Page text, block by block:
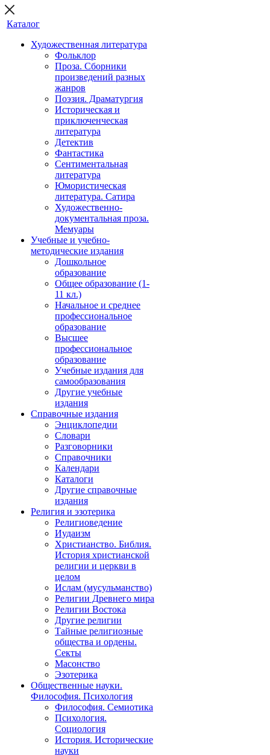
Каталог
Художественная литература
Фольклор
Проза. Сборники
произведений разных
жанров
Поэзия. Драматургия
Историческая и
приключенческая
литература
Детектив
Фантастика
Сентиментальная
литература
Юмористическая
литература. Сатира
Художественно-
документальная проза.
Мемуары
Учебные и учебно-
методические издания
Дошкольное
образование
Общее образование (1-
11 кл.)
Начальное и среднее
профессиональное
образование
Высшее
профессиональное
образование
Учебные издания для
самообразования
Другие учебные
издания
Справочные издания
Энциклопедии
Словари
Разговорники
Справочники
Календари
Каталоги
Другие справочные
издания
Религия и эзотерика
Религиоведение
Иудаизм
Христианство. Библия.
История христианской
религии и церкви в
целом
Ислам (мусульманство)
Религии Древнего мира
Религии Востока
Другие религии
Тайные религиозные
общества и ордены.
Секты
Масонство
Эзотерика
Общественные науки.
Философия. Психология
Философия. Семиотика
Психология.
Социология
История. Исторические
науки